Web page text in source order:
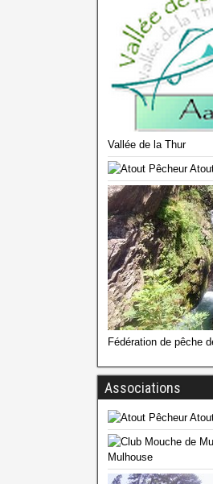
Vallée de la Thur
Fédération de pêche
Associations
Mulhouse